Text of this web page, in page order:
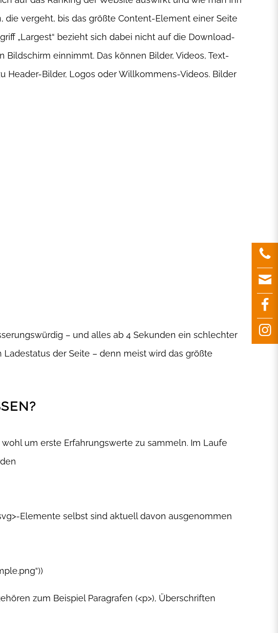
die vergeht, bis das größte Content-Element einer Seite
„Largest“ bezieht sich dabei nicht auf die Download-
einnimmt. Das können Bilder, Videos, Text-
Header-Bilder, Logos oder Willkommens-Videos. Bilder
– und alles ab 4 Sekunden ein schlechter
der Seite – denn meist wird das größte
um erste Erfahrungswerte zu sammeln. Im Laufe
Elemente selbst sind aktuell davon ausgenommen
zum Beispiel Paragrafen (<p>), Überschriften